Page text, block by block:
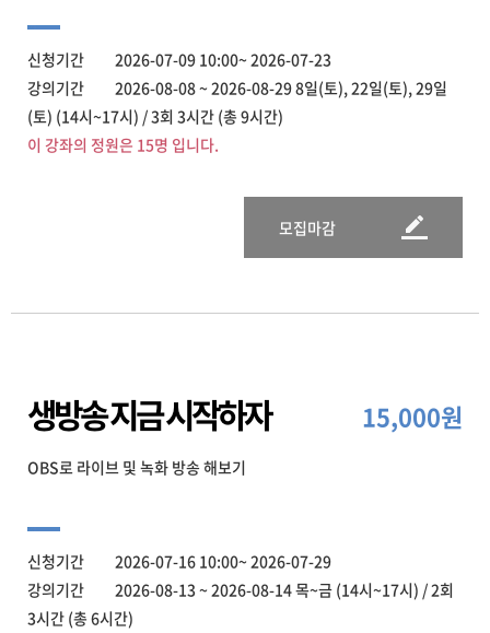
신청기간 2026-07-09 10:00~ 2026-07-23
강의기간 2026-08-08 ~ 2026-08-29 8일(토), 22일(토), 29일
(토) (14시~17시) / 3회 3시간 (총 9시간)
이 강좌의 정원은 15명 입니다.
모집마감
생방송 지금 시작하자 15,000원
OBS로 라이브 및 녹화 방송 해보기
신청기간 2026-07-16 10:00~ 2026-07-29
강의기간 2026-08-13 ~ 2026-08-14 목~금 (14시~17시) / 2회
3시간 (총 6시간)